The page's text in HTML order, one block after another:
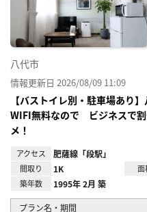
八代市
情報更新日 2026/08/09 11:09
【バストイレ別・駐車場あり
WIFI無料なので ビジネスで割
メ！
アクセス 肥薩線「段駅」
間取り 1K 面
築年数 1995年 2月 築
プラン名・期間